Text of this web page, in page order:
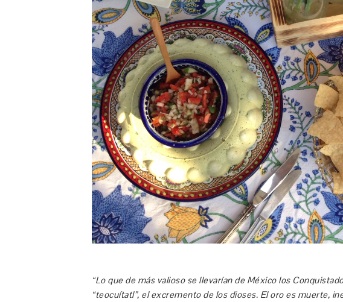
“Lo que de más valioso se llevarían de México los
“teocuítatl”, el excremento de los dioses. El oro es muerte,